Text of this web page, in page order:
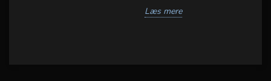
Læs mere